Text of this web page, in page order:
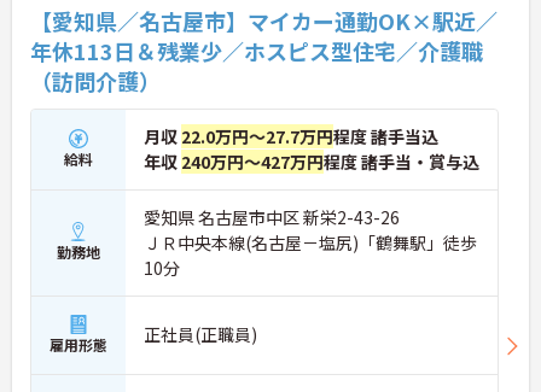
【愛知県／名古屋市】マイカー通勤OK×駅近／
年休113日＆残業少／ホスピス型住宅／介護職
（訪問介護）
給料
月収 22.0万円～27.7万円程度 諸手当込
年収 240万円～427万円程度 諸手当・賞与込
勤務地
愛知県 名古屋市中区 新栄2-43-26
ＪＲ中央本線(名古屋－塩尻)「鶴舞駅」徒歩
10分
雇用形態 正社員(正職員)